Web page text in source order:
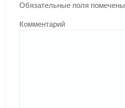
Обязательные поля помечены
Комментарий